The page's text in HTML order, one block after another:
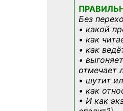
Без
• какой
• как
• как
•
отмечает
• шутит
• как
• И как